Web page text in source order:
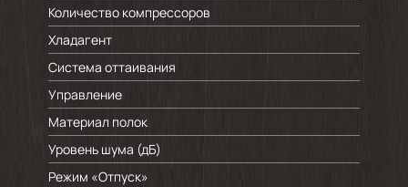
Количество компрессоров
Хладагент
Система оттаивания
Управление
Материал полок
Уровень шума (дБ)
Режим «Отпуск»